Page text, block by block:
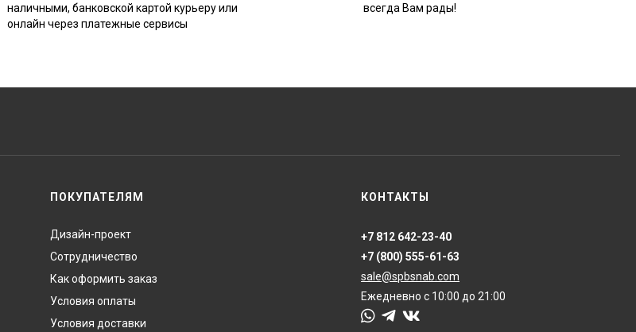
наличными, банковской картой курьеру или
онлайн через платежные сервисы
всегда Вам рады!
ПОКУПАТЕЛЯМ
Дизайн-проект
Сотрудничество
Как оформить заказ
Условия оплаты
Условия доставки
КОНТАКТЫ
+7 812 642-23-40
+7 (800) 555-61-63
sale@spbsnab.com
Ежедневно с 10:00 до 21:00